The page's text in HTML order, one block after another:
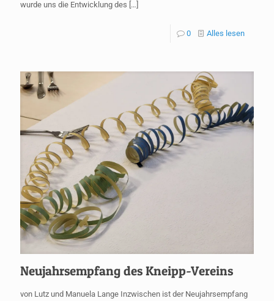
wurde uns die Entwicklung des […]
0 Alles lesen
Neujahrsempfang des Kneipp-Vereins
von Lutz und Manuela Lange Inzwischen ist der Neujahrsempfang